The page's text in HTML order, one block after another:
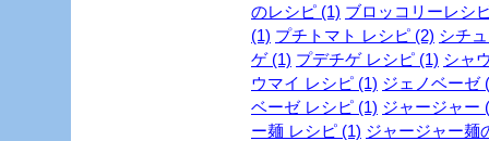
のレシピ (1) ブロッコリーレシ
(1) プチトマト レシピ (2) シチ
ゲ (1) プデチゲ レシピ (1) シャ
ウマイ レシピ (1) ジェノベーゼ
ベーゼ レシピ (1) ジャージャー
ー麺 レシピ (1) ジャージャー麺